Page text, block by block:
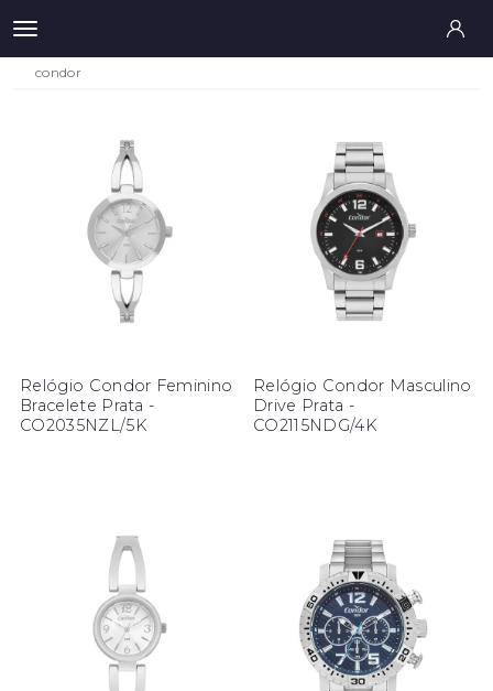
condor
Relógio Condor Feminino
Bracelete Prata -
CO2035NZL/5K
Relógio Condor Masculino
Drive Prata -
CO2115NDG/4K